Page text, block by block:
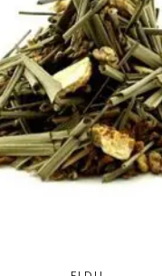
choisies
sur
la
page
du
produit